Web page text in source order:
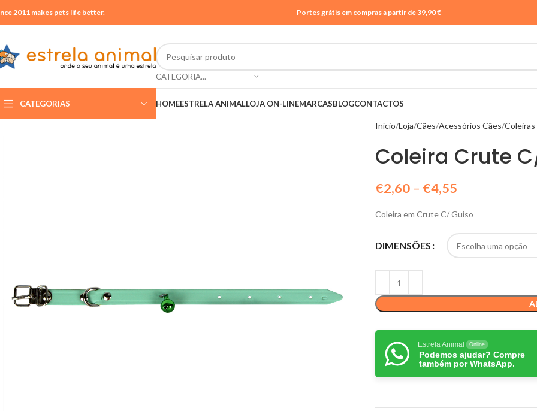
2011 makes pets life better. Portes grátis em compras a partir de 39,90 €
CATEGORIA...
CATEGORIAS HOMEESTRELA ANIMALLOJA ON-LINEMARCASBLOGCONTACTOS
Início Loja Cães Acessórios Cães Coleiras
Coleira Crute
€2,60– €4,55
Coleira em Crute C/ Guiso
DIMENSÕES
Estrela Animal Online
Podemos ajudar? Compre
também por WhatsApp.